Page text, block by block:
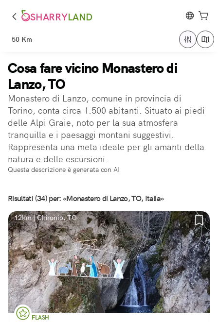
SHARRYLAND
50 Km
Cosa fare vicino Monastero di
Lanzo, TO
Monastero di Lanzo, comune in provincia di
Torino, conta circa 1.500 abitanti. Situato ai piedi
delle Alpi Graie, noto per la sua atmosfera
tranquilla e i paesaggi montani suggestivi.
Rappresenta una meta ideale per gli amanti della
natura e delle escursioni.
Questa descrizione è generata con AI
Risultati (34) per: «Monastero di Lanzo, TO, Italia»
12km | Chironio, TO
FLASH